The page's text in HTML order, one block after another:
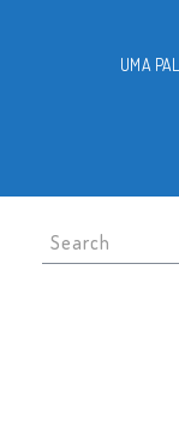
UMA
Search
for: